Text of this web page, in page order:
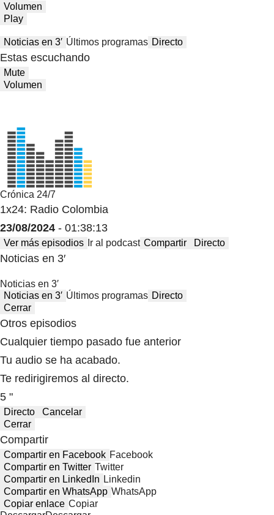
Volumen
Play
Noticias en 3′ Últimos programas Directo
Estas escuchando
Mute
Volumen
Crónica 24/7
1x24: Radio Colombia
23/08/2024 - 01:38:13
Ver más episodios Ir al podcast Compartir Directo
Noticias en 3′
Noticias en 3′
Noticias en 3′ Últimos programas Directo
Cerrar
Otros episodios
Cualquier tiempo pasado fue anterior
Tu audio se ha acabado.
Te redirigiremos al directo.
5 "
Directo
Cancelar
Cerrar
Compartir
Compartir en Facebook Facebook
Compartir en Twitter Twitter
Compartir en LinkedIn Linkedin
Compartir en WhatsApp WhatsApp
Copiar enlace Copiar